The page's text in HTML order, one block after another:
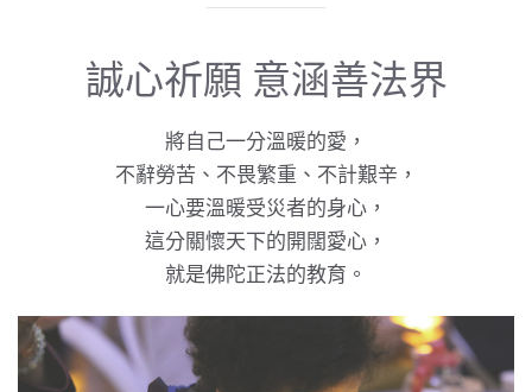
誠心祈願 意涵善法界
將自己一分溫暖的愛，
不辭勞苦、不畏繁重、不計艱辛，
一心要溫暖受災者的身心，
這分關懷天下的開闊愛心，
就是佛陀正法的教育。